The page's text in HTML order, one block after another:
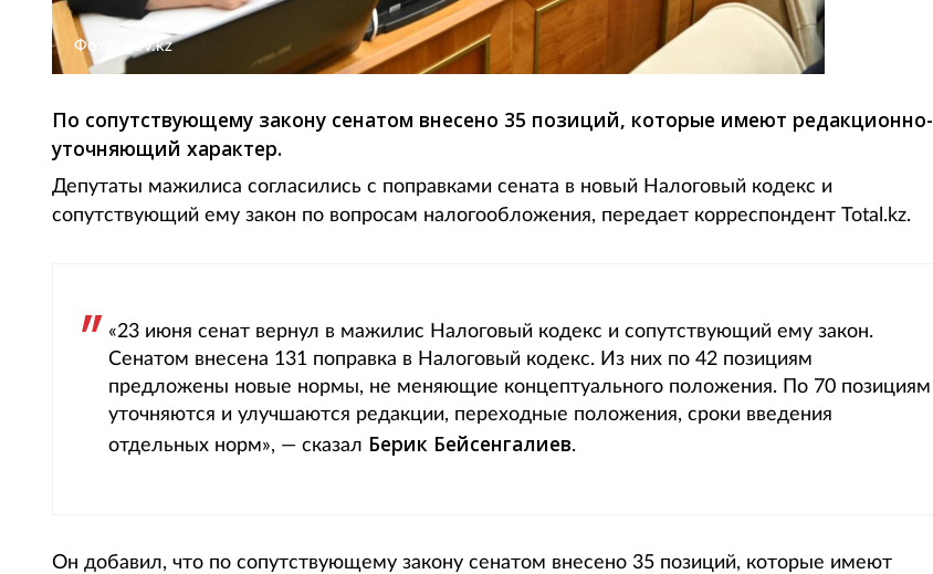
Фото: gov.kz
По сопутствующему закону сенатом внесено 35 позиций, которые имеют редакционно-
уточняющий характер.
Депутаты мажилиса согласились с поправками сената в новый Налоговый кодекс и
сопутствующий ему закон по вопросам налогообложения, передает корреспондент Total.kz.
«23 июня сенат вернул в мажилис Налоговый кодекс и сопутствующий ему закон.
Сенатом внесена 131 поправка в Налоговый кодекс. Из них по 42 позициям
предложены новые нормы, не меняющие концептуального положения. По 70 позициям
уточняются и улучшаются редакции, переходные положения, сроки введения
отдельных норм», — сказал Берик Бейсенгалиев.
Он добавил, что по сопутствующему закону сенатом внесено 35 позиций, которые имеют